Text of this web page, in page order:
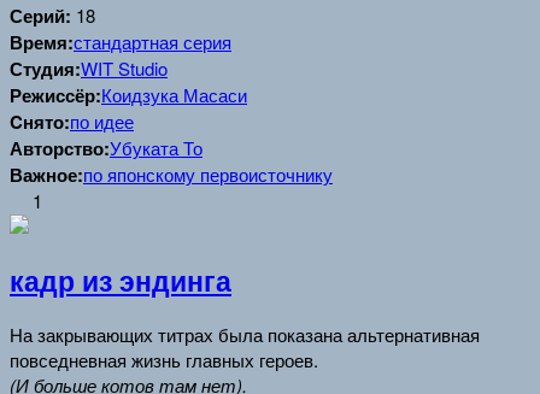
Серий: 18
Время:стандартная серия
Студия:WIT Studio
Режиссёр:Коидзука Масаси
Cнято:по идее
Авторство:Убуката То
Важное:по японскому первоисточнику
1
кадр из эндинга
На закрывающих титрах была показана альтернативная
повседневная жизнь главных героев.
(И больше котов там нет).